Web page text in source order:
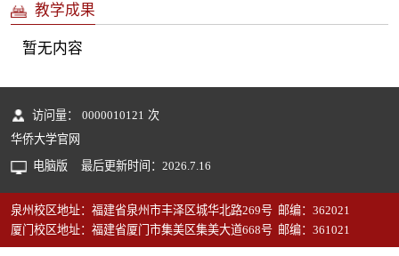
教学成果
暂无内容
访问量： 0000010121 次
华侨大学官网
电脑版
最后更新时间： 2026 7 16
泉州校区地址：福建省泉州市丰泽区城华北路269号 邮编：362021
厦门校区地址：福建省厦门市集美区集美大道668号 邮编：361021